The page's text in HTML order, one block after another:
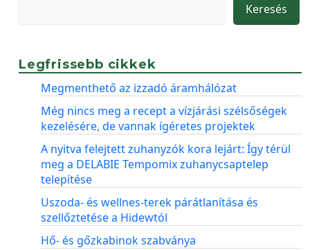
Keresés
Legfrissebb cikkek
Megmenthető az izzadó áramhálózat
Még nincs meg a recept a vízjárási szélsőségek
kezelésére, de vannak ígéretes projektek
A nyitva felejtett zuhanyzók kora lejárt: Így térül
meg a DELABIE Tempomix zuhanycsaptelep
telepítése
Uszoda- és wellnes-terek párátlanítása és
szellőztetése a Hidewtól
Hő- és gőzkabinok szabványa